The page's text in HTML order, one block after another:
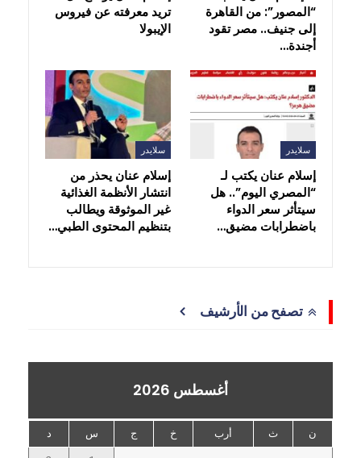
“المصور”: من القاهرة
إلى جنيف.. مصر تقود
أجندة…
تريد معرفته عن فيروس
الإيبولا
سلايدر
إسلام عنان يكتب لـ
“المصري اليوم”.. هل
سيتأثر سعر الدواء
باضطرابات مضيق…
سلايدر
إسلام عنان يحذر من
انتشار الأنظمة الغذائية
غير الموثوقة ويطالب
بتنظيم المحتوى الطبي…
تصفح من الأرشيف
أغسطس 2026
ن ث أرب خ ج س د